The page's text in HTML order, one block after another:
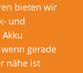
bieten wir
und
gerade
nähe ist